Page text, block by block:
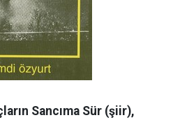
Sancıma Sür (şiir),